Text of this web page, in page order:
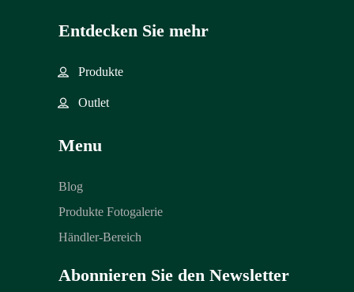
Entdecken Sie mehr
Produkte
Outlet
Menu
Blog
Produkte Fotogalerie
Händler-Bereich
Abonnieren Sie den Newsletter